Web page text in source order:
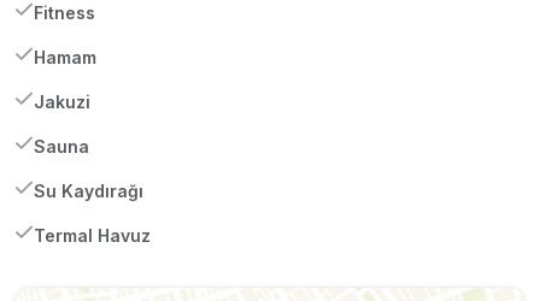
Fitness
Hamam
Jakuzi
Sauna
Su Kaydırağı
Termal Havuz